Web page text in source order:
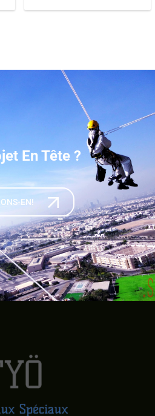
En Tête ?
EN!